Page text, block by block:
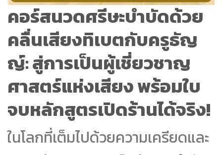
คอร์สนวดศรีษะบำบัดด้วย
คลื่นเสียงทิเบตกับครูธัญ
ญ์: สู่การเป็นผู้เชี่ยวชาญ
ศาสตร์แห่งเสียง พร้อมใบ
จบหลักสูตรเปิดร้านได้จริง!
ในโลกที่เต็มไปด้วยความเครียดและ